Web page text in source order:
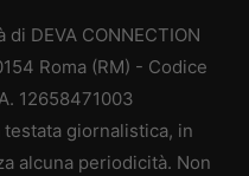
DEVA CONNECTION
Roma (RM) - Codice
12658471003
giornalistica, in
alcuna periodicità. Non